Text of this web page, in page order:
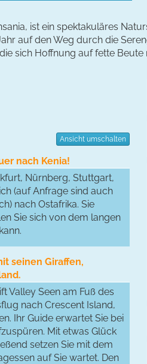
ist ein spektakuläres
auf den Weg durch die
sich Hoffnung auf fette
Ansicht umschalten
nach Kenia!
Nürnberg, Stuttgart,
(auf Anfrage sind auch
nach Ostafrika. Sie
Sie sich von dem langen
seinen Giraffen,
Valley Seen am Fuß des
nach Crescent Island,
Ihr Guide erwartet Sie bei
Mit etwas Glück
setzen Sie mit dem
auf Sie wartet. Den